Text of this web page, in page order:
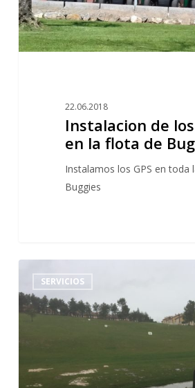
Buggies
22.06.2018
Instalacion de los
en la flota de
Instalamos los GPS en toda
Buggies
Campo
SERVICIOS